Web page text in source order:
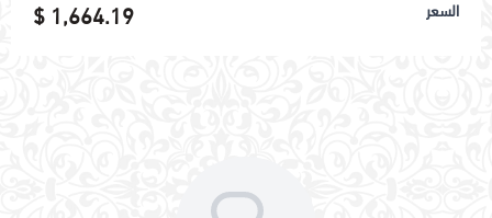
السعر 1,664.19 $